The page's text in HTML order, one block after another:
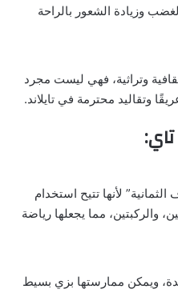
وزيادة الشعور بالراحة
وتراثية، فهي ليست مجرد
وتقاليد محترمة في تايلاند.
لأنها تتيح استخدام
والركبتين، مما يجعلها رياضة
ويمكن ممارستها بزي بسيط